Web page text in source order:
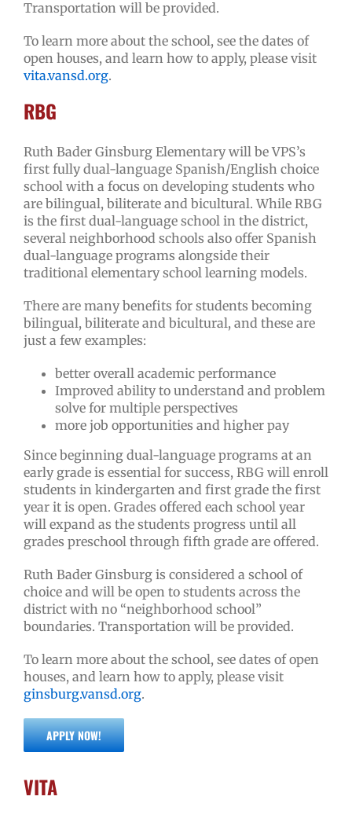
Transportation will be provided.
To learn more about the school, see the dates of
open houses, and learn how to apply, please visit
vita.vansd.org.
RBG
Ruth Bader Ginsburg Elementary will be VPS’s
first fully dual-language Spanish/English choice
school with a focus on developing students who
are bilingual, biliterate and bicultural.While RBG
is the first dual-language school in the district,
several neighborhood schools also offer Spanish
dual-language programs alongside their
traditional elementary school learning models.
There are many benefits for students becoming
bilingual, biliterate and bicultural, and these are
just a few examples:
better overall academic performance
Improved ability to understand and problem
solve for multiple perspectives
more job opportunities and higher pay
Since beginning dual-language programs at an
early grade is essential for success, RBG will enroll
students in kindergarten and first grade the first
year it is open. Grades offered each school year
will expand as the students progress until all
grades preschool through fifth grade are offered.
Ruth Bader Ginsburg is considered a school of
choice and will be open to students across the
district with no “neighborhood school”
boundaries. Transportation will be provided.
To learn more about the school, see dates of open
houses, and learn how to apply, please visit
ginsburg.vansd.org.
APPLY NOW!
VITA